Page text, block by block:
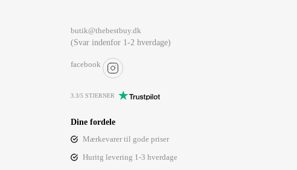
butik@thebestbuy.dk
(Svar indenfor 1-2 hverdage)
facebook
3.3/5 STJERNER
Dine fordele
Mærkevarer til gode priser
Huritg levering 1-3 hverdage